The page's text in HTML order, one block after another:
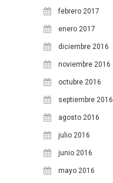
febrero 2017
enero 2017
diciembre 2016
noviembre 2016
octubre 2016
septiembre 2016
agosto 2016
julio 2016
junio 2016
mayo 2016